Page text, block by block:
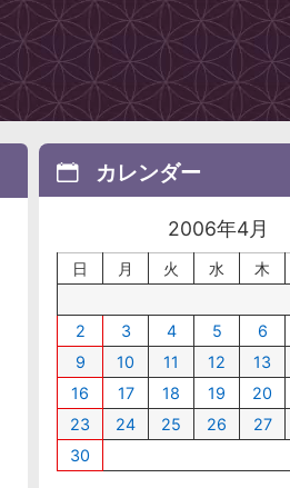
カレンダー
2006年4月
日 月 火 水 木
2
3 4 5 6
9
10 11 12 13
16
17 18 19 20
23
24 25 26 27
30